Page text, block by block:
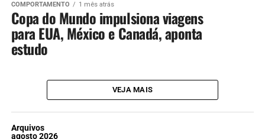
COMPORTAMENTO 1 mês atrás
Copa do Mundo impulsiona viagens
para EUA, México e Canadá, aponta
estudo
VEJA MAIS
Arquivos
agosto 2026